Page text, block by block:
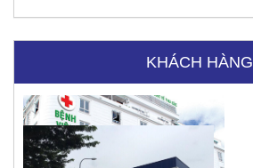
KHÁCH HÀNG